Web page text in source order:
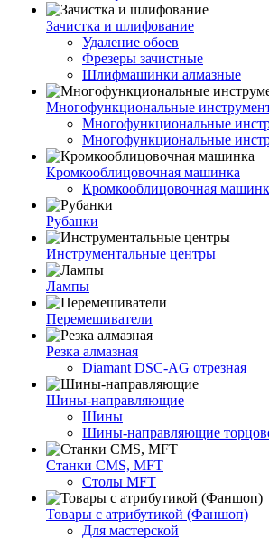
Зачистка и шлифование
Удаление обоев
Фрезеры зачистные
Шлифмашинки алмазные
Многофункциональные
Многофункциональные
Многофункциональные
Кромкооблицовочная машинка
Кромкооблицовочная
Рубанки
Инструментальные центры
Лампы
Перемешиватели
Резка алмазная
Diamant DSC-AG отрезная
Шины-направляющие
Шины
Шины-направляющие
Станки CMS, MFT
Столы MFT
Товары с атрибутикой (Фаншоп)
Для мастерской